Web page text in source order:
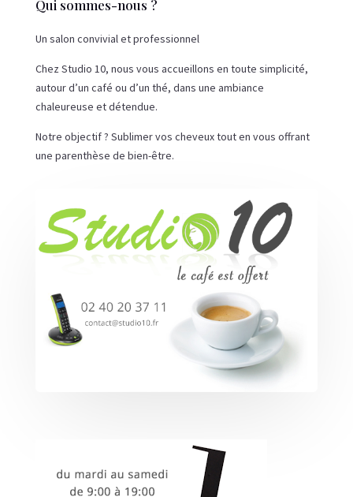
Qui sommes-nous ?
Un salon convivial et professionnel
Chez Studio 10, nous vous accueillons en toute simplicité,
autour d’un café ou d’un thé, dans une ambiance
chaleureuse et détendue.
Notre objectif ? Sublimer vos cheveux tout en vous offrant
une parenthèse de bien-être.